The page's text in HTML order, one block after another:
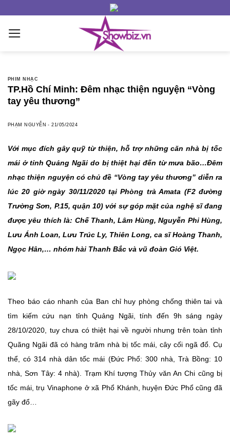
content
PHIM NHẠC
TP.Hồ Chí Minh: Đêm nhạc thiện nguyện “Vòng
tay yêu thương”
PHẠM NGUYỄN -21/05/2024
Với mục đích gây quỹ từ thiện, hỗ trợ những căn nhà bị tốc
mái ở tỉnh Quảng Ngãi do bị thiệt hại đến từ mưa bão…Đêm
nhạc thiện nguyện có chủ đề “Vòng tay yêu thương” diễn ra
lúc 20 giờ ngày 30/11/2020 tại Phòng trà Amata (F2 đường
Trường Sơn, P.15, quận 10) với sự góp mặt của nghệ sĩ đang
được yêu thích là: Chế Thanh, Lâm Hùng, Nguyễn Phi Hùng,
Lưu Ánh Loan, Lưu Trúc Ly, Thiên Long, ca sĩ Hoàng Thanh,
Ngọc Hân,… nhóm hài Thanh Bắc và vũ đoàn Gió Việt.
Theo báo cáo nhanh của Ban chỉ huy phòng chống thiên tai và
tìm kiếm cứu nạn tỉnh Quảng Ngãi, tính đến 9h sáng ngày
28/10/2020, tuy chưa có thiệt hại về người nhưng trên toàn tỉnh
Quãng Ngãi đã có hàng trăm nhà bị tốc mái, cây cối ngã đổ. Cụ
thể, có 314 nhà dân tốc mái (Đức Phổ: 300 nhà, Trà Bồng: 10
nhà, Sơn Tây: 4 nhà). Trạm Khí tượng Thủy văn An Chi cũng bị
tốc mái, trụ Vinaphone ở xã Phổ Khánh, huyện Đức Phổ cũng đã
gãy đổ…